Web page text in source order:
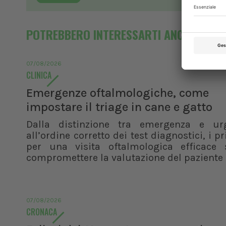
POTREBBERO INTERESSARTI ANCHE
07/08/2026
CLINICA
Emergenze oftalmologiche, come
impostare il triage in cane e gatto
Dalla distinzione tra emergenza e
all’ordine corretto dei test diagnostici, i
per una visita oftalmologica efficace
compromettere la valutazione del paziente
07/08/2026
CRONACA